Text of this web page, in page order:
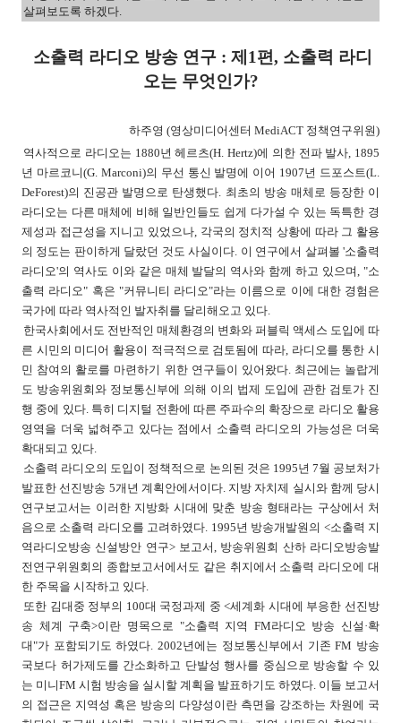
살펴보도록 하겠다.
소출력 라디오 방송 연구 : 제1편, 소출력 라디
오는 무엇인가?
하주영 (영상미디어센터 MediACT 정책연구위원)
역사적으로 라디오는 1880년 헤르츠(H. Hertz)에 의한 전파 발사, 1895
년 마르코니(G. Marconi)의 무선 통신 발명에 이어 1907년 드포스트(L.
DeForest)의 진공관 발명으로 탄생했다. 최초의 방송 매체로 등장한 이
라디오는 다른 매체에 비해 일반인들도 쉽게 다가설 수 있는 독특한 경
제성과 접근성을 지니고 있었으나, 각국의 정치적 상황에 따라 그 활용
의 정도는 판이하게 달랐던 것도 사실이다. 이 연구에서 살펴볼 '소출력
라디오'의 역사도 이와 같은 매체 발달의 역사와 함께 하고 있으며, "소
출력 라디오" 혹은 "커뮤니티 라디오"라는 이름으로 이에 대한 경험은
국가에 따라 역사적인 발자취를 달리해오고 있다.
한국사회에서도 전반적인 매체환경의 변화와 퍼블릭 액세스 도입에 따
른 시민의 미디어 활용이 적극적으로 검토됨에 따라, 라디오를 통한 시
민 참여의 활로를 마련하기 위한 연구들이 있어왔다. 최근에는 놀랍게
도 방송위원회와 정보통신부에 의해 이의 법제 도입에 관한 검토가 진
행 중에 있다. 특히 디지털 전환에 따른 주파수의 확장으로 라디오 활용
영역을 더욱 넓혀주고 있다는 점에서 소출력 라디오의 가능성은 더욱
확대되고 있다.
소출력 라디오의 도입이 정책적으로 논의된 것은 1995년 7월 공보처가
발표한 선진방송 5개년 계획안에서이다. 지방 자치제 실시와 함께 당시
연구보고서는 이러한 지방화 시대에 맞춘 방송 형태라는 구상에서 처
음으로 소출력 라디오를 고려하였다. 1995년 방송개발원의 <소출력 지
역라디오방송 신설방안 연구> 보고서, 방송위원회 산하 라디오방송발
전연구위원회의 종합보고서에서도 같은 취지에서 소출력 라디오에 대
한 주목을 시작하고 있다.
또한 김대중 정부의 100대 국정과제 중 <세계화 시대에 부응한 선진방
송 체계 구축>이란 명목으로 "소출력 지역 FM라디오 방송 신설·확
대"가 포함되기도 하였다. 2002년에는 정보통신부에서 기존 FM 방송
국보다 허가제도를 간소화하고 단발성 행사를 중심으로 방송할 수 있
는 미니FM 시험 방송을 실시할 계획을 발표하기도 하였다. 이들 보고서
의 접근은 지역성 혹은 방송의 다양성이란 측면을 강조하는 차원에 국